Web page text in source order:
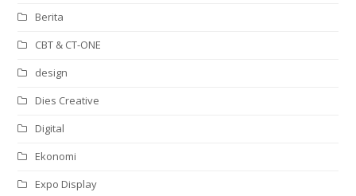
Berita
CBT & CT-ONE
design
Dies Creative
Digital
Ekonomi
Expo Display